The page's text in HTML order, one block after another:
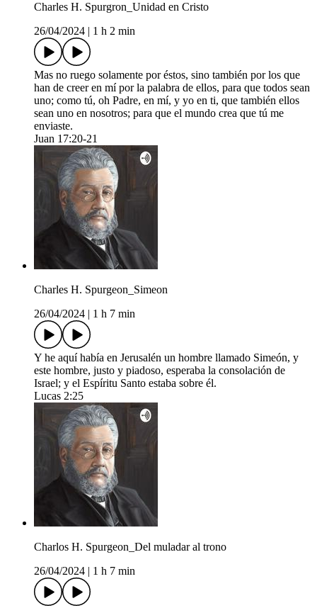
Charles H. Spurgron_Unidad en Cristo
26/04/2024
1 h 2 min
Mas no ruego solamente por éstos, sino también por los que
han de creer en mí por la palabra de ellos, para que todos sean
uno; como tú, oh Padre, en mí, y yo en ti, que también ellos
sean uno en nosotros; para que el mundo crea que tú me
enviaste.
Juan 17:20-21
Charles H. Spurgeon_Simeon
26/04/2024
1 h 7 min
Y he aquí había en Jerusalén un hombre llamado Simeón, y
este hombre, justo y piadoso, esperaba la consolación de
Israel; y el Espíritu Santo estaba sobre él.
Lucas 2:25
Charlos H. Spurgeon_Del muladar al trono
26/04/2024
1 h 7 min